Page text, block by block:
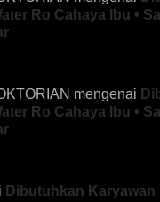
Ro Cahaya Ibu •
mengenai
Ro Cahaya Ibu •
Dibutuhkan Karyawan